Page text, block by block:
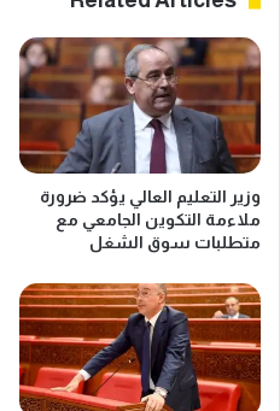
وزير التعليم العالي يؤكد ضرورة
ملاءمة التكوين الجامعي مع
متطلبات سوق الشغل